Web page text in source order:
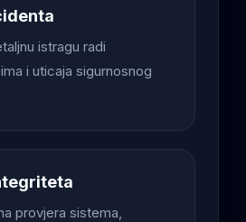
istragu radi
i uticaja sigurnosnog
provjera sistema,